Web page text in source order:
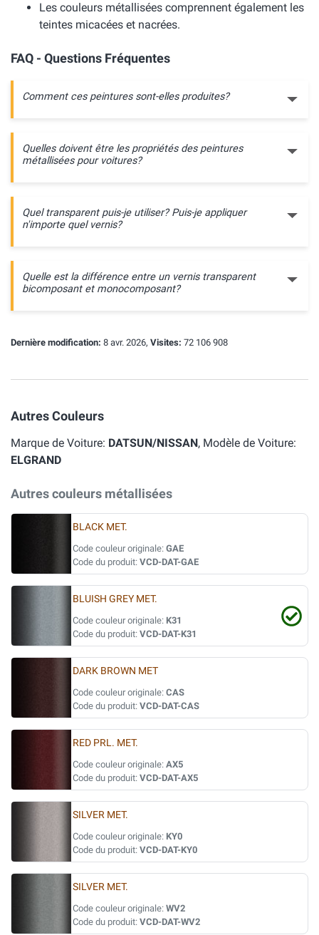
Les couleurs métallisées comprennent également les
teintes micacées et nacrées.
FAQ - Questions Fréquentes
Comment ces peintures sont-elles produites?
Quelles doivent être les propriétés des peintures
métallisées pour voitures?
Quel transparent puis-je utiliser? Puis-je appliquer
n'importe quel vernis?
Quelle est la différence entre un vernis transparent
bicomposant et monocomposant?
Dernière modification: 8 avr. 2026, Visites: 72 106 908
Autres Couleurs
Marque de Voiture: DATSUN/NISSAN, Modèle de Voiture:
ELGRAND
Autres couleurs métallisées
BLACK MET.
Code couleur originale: GAE
Code du produit: VCD-DAT-GAE
BLUISH GREY MET.
Code couleur originale: K31
Code du produit: VCD-DAT-K31
DARK BROWN MET
Code couleur originale: CAS
Code du produit: VCD-DAT-CAS
RED PRL. MET.
Code couleur originale: AX5
Code du produit: VCD-DAT-AX5
SILVER MET.
Code couleur originale: KY0
Code du produit: VCD-DAT-KY0
SILVER MET.
Code couleur originale: WV2
Code du produit: VCD-DAT-WV2